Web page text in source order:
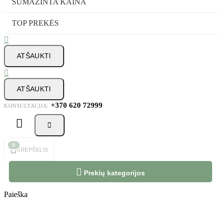
SUMAŽINTA KAINA
TOP PREKĖS

ATŠAUKTI

ATŠAUKTI
KONSULTACIJA: +370 620 72999
 

0
KREPŠELIS
 Prekių kategorijos
Paieška